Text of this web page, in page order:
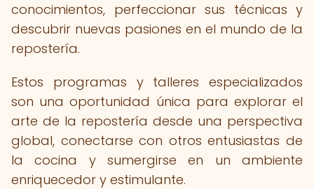
conocimientos, perfeccionar sus técnicas y
descubrir nuevas pasiones en el mundo de la
repostería.
Estos programas y talleres especializados
son una oportunidad única para explorar el
arte de la repostería desde una perspectiva
global, conectarse con otros entusiastas de
la cocina y sumergirse en un ambiente
enriquecedor y estimulante.